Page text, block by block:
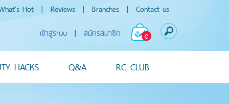
Hot | Reviews | Branches | Contact us
0
เข้าสู่ระบบ | สมัครสมาชิก
HACKS Q&A RC CLUB